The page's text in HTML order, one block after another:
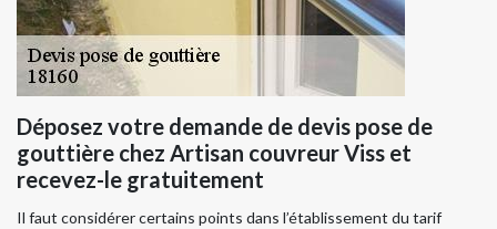
Déposez votre demande de devis pose de
gouttière chez Artisan couvreur Viss et
recevez-le gratuitement
Il faut considérer certains points dans l’établissement du tarif